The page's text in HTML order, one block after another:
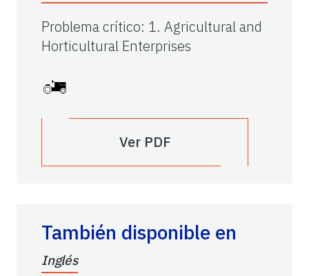
Problema crítico: 1. Agricultural and
Horticultural Enterprises
Ver PDF
También disponible en
Inglés